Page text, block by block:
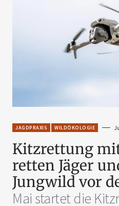
JAGDPRAXIS WILDÖKOLOGIE
Kitzrettung
retten Jäger
Jungwild vor
Mai startet die